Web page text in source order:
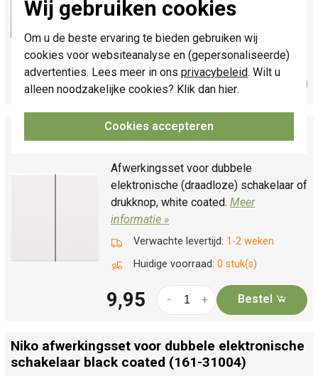
Wij gebruiken cookies
Om u de beste ervaring te bieden gebruiken wij
cookies voor websiteanalyse en (gepersonaliseerde)
advertenties. Lees meer in ons privacybeleid. Wilt u
alleen noodzakelijke cookies? Klik dan hier.
Cookies accepteren
Verwachte levertijd:Voor maandag
Huidige voorraad:
4 stuk(s)
9,95 +
-
Niko afwerkingsset voor dubbele elektronische
schakelaar white coated (154-31004)
Afwerkingsset voor dubbele
elektronische (draadloze) schakelaar of
drukknop, white coated. Meer
informatie »
Verwachte levertijd: 1-2 weken
Huidige voorraad: 0 stuk(s)
9,95 +
- Bestel
Niko afwerkingsset voor dubbele elektronische
schakelaar black coated (161-31004)